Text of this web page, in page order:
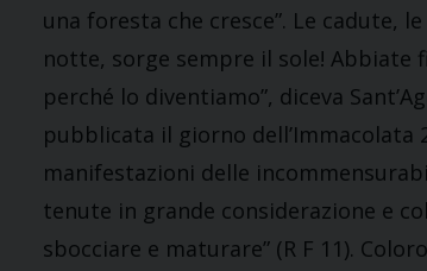
una foresta che cresce”. Le cadute,
notte, sorge sempre il sole! Abbiate
perché lo diventiamo”, diceva
pubblicata il giorno dell’Immacolata
manifestazioni delle
tenute in grande considerazione e
sbocciare e maturare” (R F 11).